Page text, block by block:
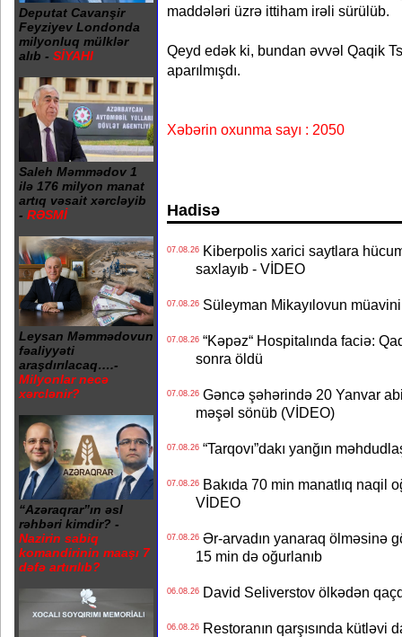
Deputat Cavanşir
Feyziyev Londonda
milyonluq mülklər
alıb - SİYAHI
Saleh Məmmədov 1
ilə 176 milyon manat
artıq vəsait xərcləyib
- RƏSMİ
Leysan Məmmədovun
fəaliyyəti
araşdırılacaq….-
Milyonlar necə
xərclənir?
“Azəraqrar”ın əsl
rəhbəri kimdir? -
Nazirin sabiq
komandirinin maaşı 7
dəfə artırılıb?
maddələri üzrə ittiham irəli sürülüb.
Qeyd edək ki, bundan əvvəl Qaqik
aparılmışdı.
Xəbərin oxunma sayı : 2050
Hadisə
07.08.26Kiberpolis xarici saytlara
saxlayıb - VİDEO
07.08.26Süleyman Mikayılovun
07.08.26“Kəpəz“ Hospitalında faciə:
sonra öldü
07.08.26Gəncə şəhərində 20 Yanvar
məşəl sönüb (VİDEO)
07.08.26“Tarqovı”dakı yanğın
07.08.26Bakıda 70 min manatlıq naqil
VİDEO
07.08.26Ər-arvadın yanaraq ölməsinə
15 min də oğurlanıb
06.08.26David Seliverstov ölkədən
06.08.26Restoranın qarşısında kütləvi